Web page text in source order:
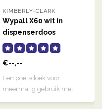
KIMBERLY-CLARK
Wypall X60 wit in
dispenserdoos
€--,--
Een poetsdoek voor
meermalig gebruik met